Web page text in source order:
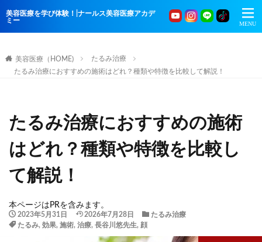
美容医療を学び体験！|ナールス美容医療アカデ
ミー
美容医療（HOME)
たるみ治療
たるみ治療におすすめの施術はどれ？種類や特徴を比較して解説！
たるみ治療におすすめの施術
はどれ？種類や特徴を比較し
て解説！
本ページはPRを含みます。
2023年5月31日 2026年7月28日
たるみ治療
たるみ, 効果, 施術, 治療, 長谷川悠先生, 顔